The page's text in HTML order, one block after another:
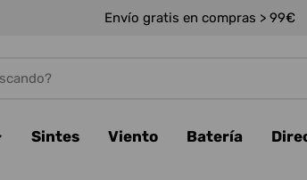
Envío gratis en compras > 99€
Sintes Viento Batería